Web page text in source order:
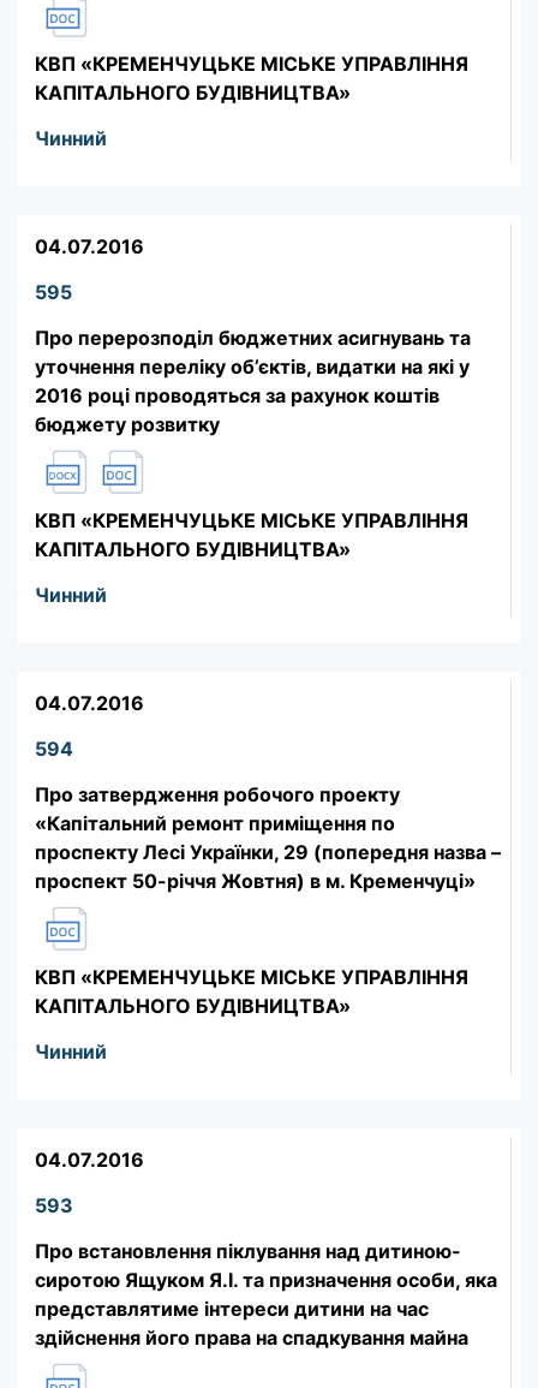
КВП «КРЕМЕНЧУЦЬКЕ МІСЬКЕ УПРАВЛІННЯ
КАПІТАЛЬНОГО БУДІВНИЦТВА»
Чинний
04.07.2016
595
Про перерозподіл бюджетних асигнувань та
уточнення переліку об’єктів, видатки на які у
2016 році проводяться за рахунок коштів
бюджету розвитку
КВП «КРЕМЕНЧУЦЬКЕ МІСЬКЕ УПРАВЛІННЯ
КАПІТАЛЬНОГО БУДІВНИЦТВА»
Чинний
04.07.2016
594
Про затвердження робочого проекту
«Капітальний ремонт приміщення по
проспекту Лесі Українки, 29 (попередня назва –
проспект 50-річчя Жовтня) в м. Кременчуці»
КВП «КРЕМЕНЧУЦЬКЕ МІСЬКЕ УПРАВЛІННЯ
КАПІТАЛЬНОГО БУДІВНИЦТВА»
Чинний
04.07.2016
593
Про встановлення піклування над дитиною-
сиротою Ящуком Я.І. та призначення особи, яка
представлятиме інтереси дитини на час
здійснення його права на спадкування майна